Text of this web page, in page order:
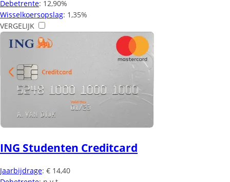
Debetrente: 12,90%
Wisselkoersopslag: 1,35%
VERGELIJK
ING Studenten Creditcard
Jaarbijdrage: € 14,40